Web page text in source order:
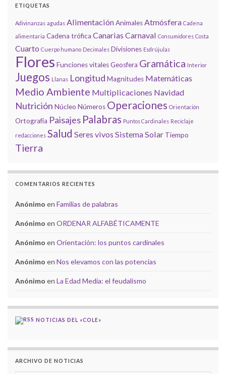
ETIQUETAS
Adivinanzas agudas AlimentaciónAnimalesAtmósfera Cadena
alimentaria Cadena trófica Canarias Carnaval Consumidores Costa
Cuarto Cuerpo humano Decimales Divisiones Esdrújulas
Flores Funciones vitalesGeosfera Gramática Interior
Juegos Llanas Longitud Magnitudes Matemáticas
Medio Ambiente Multiplicaciones Navidad
Nutrición Núcleo Números Operaciones Orientación
Ortografía Paisajes Palabras Puntos Cardinales Reciclaje
redacciones Salud Seres vivos Sistema Solar Tiempo
Tierra
COMENTARIOS RECIENTES
Anónimo en Familias de palabras
Anónimo en ORDENAR ALFABÉTICAMENTE
Anónimo en Orientación: los puntos cardinales
Anónimo en Nos elevamos con las potencias
Anónimo en La Edad Media: el feudalismo
NOTICIAS DEL «COLE»
ARCHIVO DE NOTICIAS